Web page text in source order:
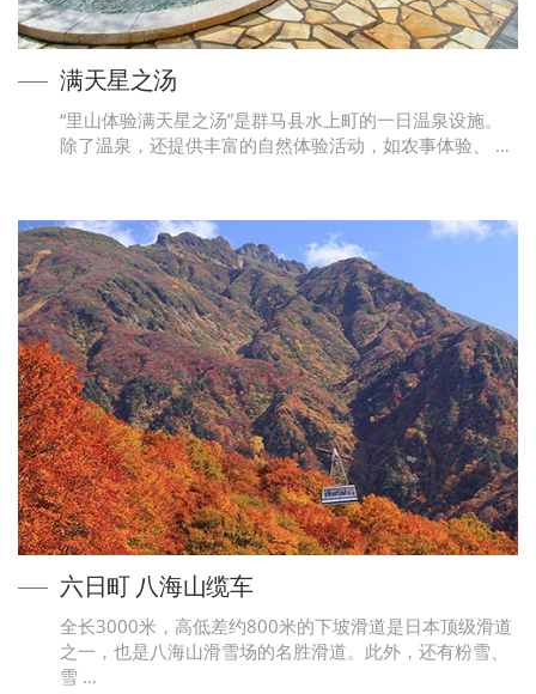
满天星之汤
“里山体验满天星之汤”是群马县水上町的一日温泉设施。
除了温泉，还提供丰富的自然体验活动，如农事体验、 …
六日町 八海山缆车
全长3000米，高低差约800米的下坡滑道是日本顶级滑道
之一，也是八海山滑雪场的名胜滑道。此外，还有粉雪、
雪 …